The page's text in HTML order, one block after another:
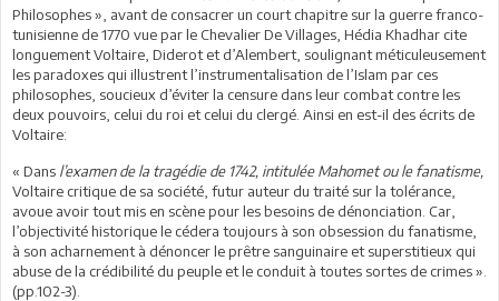
Philosophes », avant de consacrer un court chapitre sur la guerre franco-
tunisienne de 1770 vue par le Chevalier De Villages, Hédia Khadhar cite
longuement Voltaire, Diderot et d’Alembert, soulignant méticuleusement
les paradoxes qui illustrent l’instrumentalisation de l’Islam par ces
philosophes, soucieux d’éviter la censure dans leur combat contre les
deux pouvoirs, celui du roi et celui du clergé. Ainsi en est-il des écrits de
Voltaire:
« Dans l’examen de la tragédie de 1742, intitulée Mahomet ou le fanatisme,
Voltaire critique de sa société, futur auteur du traité sur la tolérance,
avoue avoir tout mis en scène pour les besoins de dénonciation. Car,
l’objectivité historique le cédera toujours à son obsession du fanatisme,
à son acharnement à dénoncer le prêtre sanguinaire et superstitieux qui
abuse de la crédibilité du peuple et le conduit à toutes sortes de crimes ».
(pp.102-3).